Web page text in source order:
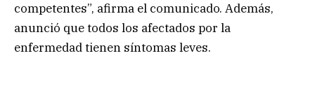
competentes”, afirma el comunicado. Además,
anunció que todos los afectados por la
enfermedad tienen síntomas leves.